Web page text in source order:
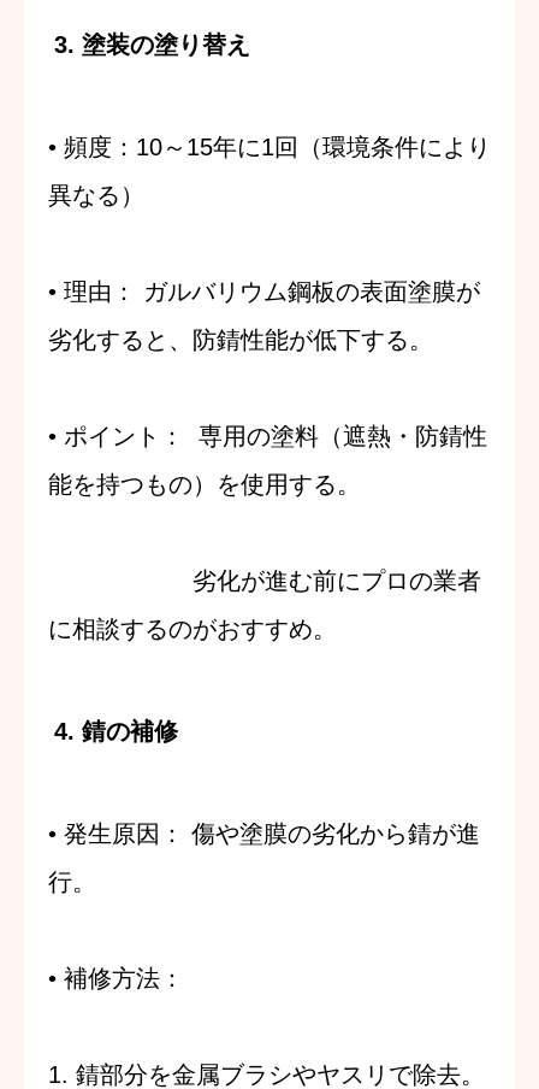
3. 塗装の塗り替え
• 頻度 ：10～15年に1回（環境条件により
異なる）
• 理由 ： ガルバリウム鋼板の表面塗膜が
劣化すると、防錆性能が低下する。
• ポイント ：
専用の塗料（遮熱・防錆性
能を持つもの）を使用する。
劣化が進む前にプロの業者
に相談するのがおすすめ。
4. 錆の補修
• 発生原因 ： 傷や塗膜の劣化から錆が進
行。
• 補修方法 ：
1. 錆部分を金属ブラシやヤスリで除去。